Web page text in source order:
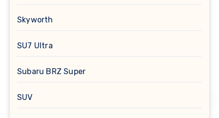
Skyworth
SU7 Ultra
Subaru BRZ Super
SUV